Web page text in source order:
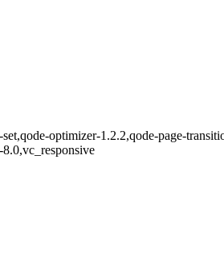
optimizer-1.2.2,qode-page-